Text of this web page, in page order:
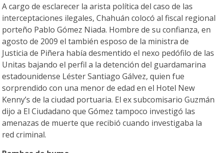
A cargo de esclarecer la arista política del caso de las
interceptaciones ilegales, Chahuán colocó al fiscal regional
porteño Pablo Gómez Niada. Hombre de su confianza, en
agosto de 2009 el también esposo de la ministra de
Justicia de Piñera había desmentido el nexo pedófilo de las
Unitas bajando el perfil a la detención del guardamarina
estadounidense Léster Santiago Gálvez, quien fue
sorprendido con una menor de edad en el Hotel New
Kenny’s de la ciudad portuaria. El ex subcomisario Guzmán
dijo a El Ciudadano que Gómez tampoco investigó las
amenazas de muerte que recibió cuando investigaba la
red criminal.